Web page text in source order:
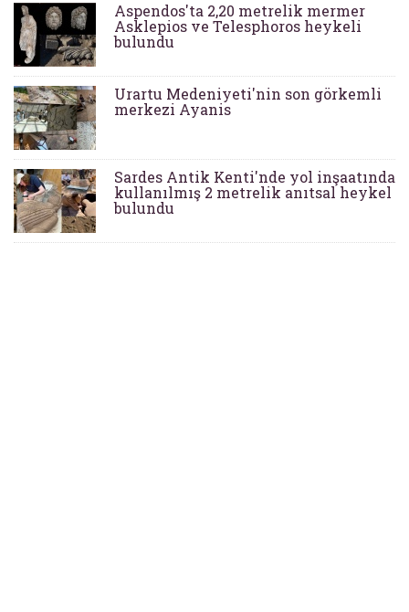
Aspendos'ta 2,20 metrelik mermer
Asklepios ve Telesphoros heykeli
bulundu
Urartu Medeniyeti'nin son görkemli
merkezi Ayanis
Sardes Antik Kenti'nde yol inşaatında
kullanılmış 2 metrelik anıtsal heykel
bulundu